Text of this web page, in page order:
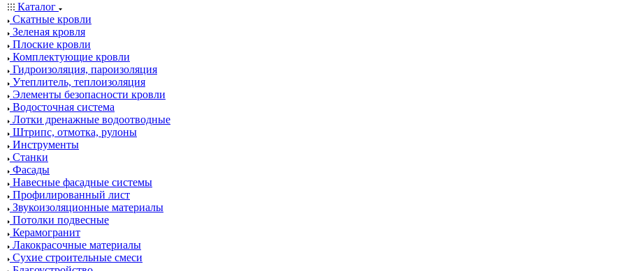
Каталог
Скатные кровли
Зеленая кровля
Плоские кровли
Комплектующие кровли
Гидроизоляция, пароизоляция
Утеплитель, теплоизоляция
Элементы безопасности кровли
Водосточная система
Лотки дренажные водоотводные
Штрипс, отмотка, рулоны
Инструменты
Станки
Фасады
Навесные фасадные системы
Профилированный лист
Звукоизоляционные материалы
Потолки подвесные
Керамогранит
Лакокрасочные материалы
Сухие строительные смеси